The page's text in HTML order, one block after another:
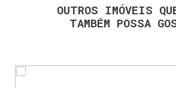
OUTROS IMÓVEIS
TAMBÉM POSSA